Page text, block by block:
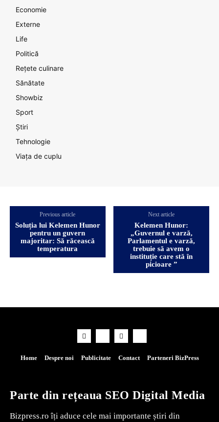
Economie
Externe
Life
Politică
Rețete culinare
Sănătate
Showbiz
Sport
Știri
Tehnologie
Viața de cuplu
Previous article
Soluția lui Kelemen Hunor
pentru un guvern
majoritar: Să răcească
temperatura
Next article
Kelemen Hunor:
„Guvernul e varză,
Parlamentul e varză,
trebuie să avem o
instituție care stă în
picioare ”
Home Despre noi Publicitate Contact Parteneri BizPress
Parte din rețeaua SEO Digital Media
Bizpress.ro îți aduce cele mai importante știri din